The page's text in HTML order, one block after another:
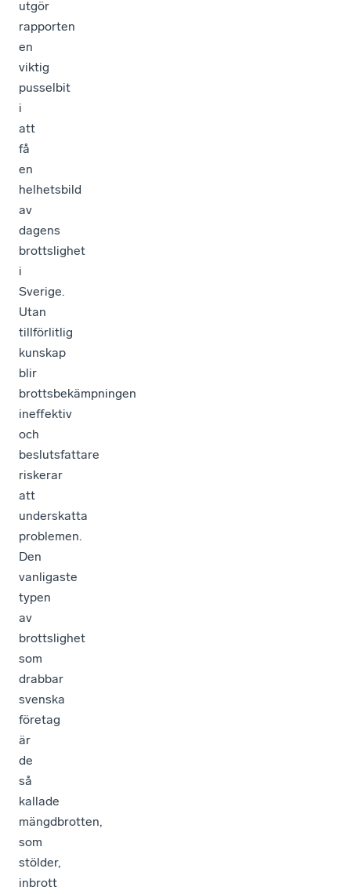
utgör
rapporten
en
viktig
pusselbit
i
att
få
en
helhetsbild
av
dagens
brottslighet
i
Sverige.
Utan
tillförlitlig
kunskap
blir
brottsbekämpningen
ineffektiv
och
beslutsfattare
riskerar
att
underskatta
problemen.
Den
vanligaste
typen
av
brottslighet
som
drabbar
svenska
företag
är
de
så
kallade
mängdbrotten,
som
stölder,
inbrott